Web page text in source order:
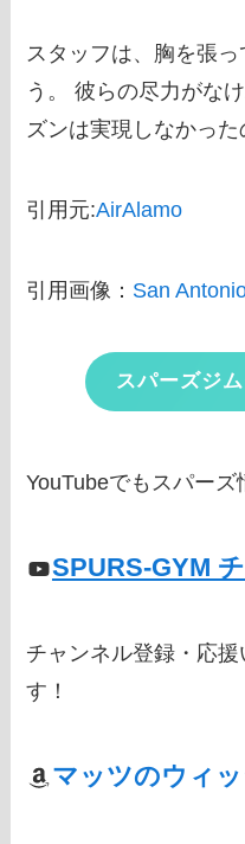
スタッフは、胸を張
う。 彼らの尽力がな
ズンは実現しなかった
引用元:AirAlamo
引用画像： San
スパーズジ
YouTubeでもスパーズ
SPURS-GYM
チャンネル登録・応
す！
マッツのウィ